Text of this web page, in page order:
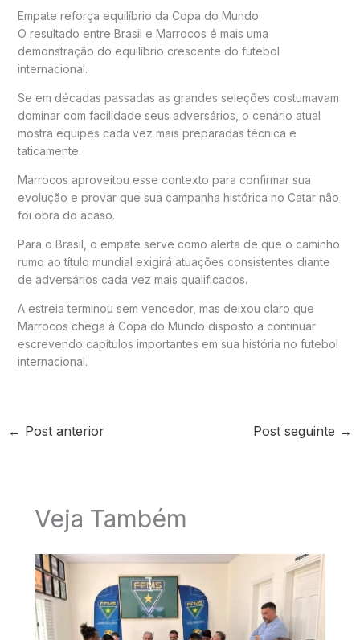
Empate reforça equilíbrio da Copa do Mundo
O resultado entre Brasil e Marrocos é mais uma
demonstração do equilíbrio crescente do futebol
internacional.
Se em décadas passadas as grandes seleções costumavam
dominar com facilidade seus adversários, o cenário atual
mostra equipes cada vez mais preparadas técnica e
taticamente.
Marrocos aproveitou esse contexto para confirmar sua
evolução e provar que sua campanha histórica no Catar não
foi obra do acaso.
Para o Brasil, o empate serve como alerta de que o caminho
rumo ao título mundial exigirá atuações consistentes diante
de adversários cada vez mais qualificados.
A estreia terminou sem vencedor, mas deixou claro que
Marrocos chega à Copa do Mundo disposto a continuar
escrevendo capítulos importantes em sua história no futebol
internacional.
← Post anterior Post seguinte →
Veja Também